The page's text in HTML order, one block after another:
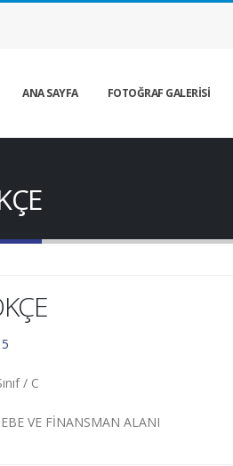
ANA SAYFA FOTOĞRAF GALERİSİ
/ C
VE FİNANSMAN ALANI